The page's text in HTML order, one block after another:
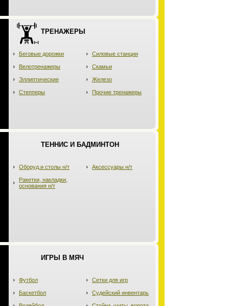
ТРЕНАЖЕРЫ
Беговые дорожки
Велотренажеры
Эллиптические
Степперы
Силовые станции
Скамьи
Железо
Прочие тренажеры
ТЕННИС И БАДМИНТОН
Оборуд.и столы н/т
Ракетки, накладки,
основания н/т
Аксессуары н/т
ИГРЫ В МЯЧ
Футбол
Баскетбол
Сетки для игр
Судейский инвентарь